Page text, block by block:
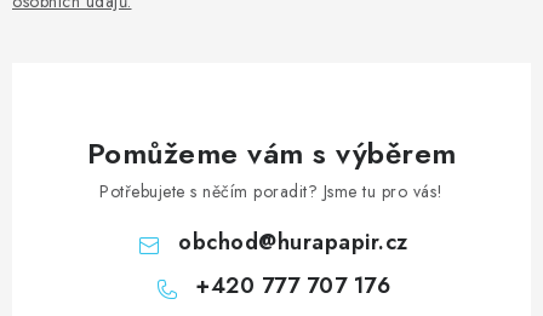
Pomůžeme vám s výběrem
Potřebujete s něčím poradit? Jsme tu pro vás!
obchod@hurapapir.cz
+420 777 707 176